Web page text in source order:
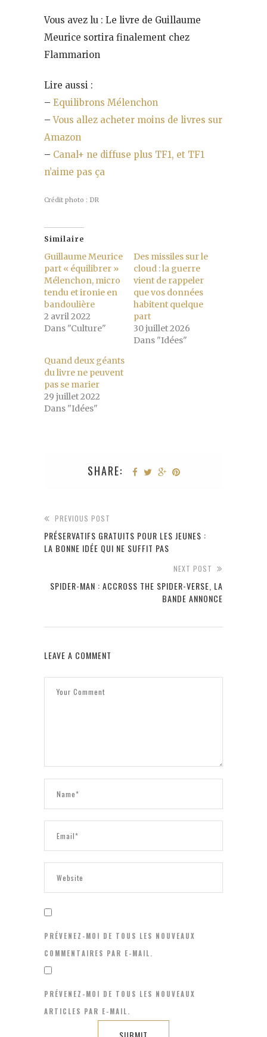
Vous avez lu : Le livre de Guillaume
Meurice sortira finalement chez
Flammarion
Lire aussi :
– Equilibrons Mélenchon
–Vous allez acheter moins de livres sur
Amazon
– Canal+ ne diffuse plus TF1, et TF1
n’aime pas ça
Crédit photo : DR
Similaire
Guillaume Meurice
part « équilibrer »
Mélenchon, micro
tendu et ironie en
bandoulière
2 avril 2022
Dans "Culture"
Des missiles sur le
cloud : la guerre
vient de rappeler
que vos données
habitent quelque
part
30 juillet 2026
Dans "Idées"
Quand deux géants
du livre ne peuvent
pas se marier
29 juillet 2022
Dans "Idées"
SHARE:
PREVIOUS POST
PRÉSERVATIFS GRATUITS POUR LES JEUNES :
LA BONNE IDÉE QUI NE SUFFIT PAS
NEXT POST
SPIDER-MAN : ACCROSS THE SPIDER-VERSE, LA
BANDE ANNONCE
LEAVE A COMMENT
PRÉVENEZ-MOI DE TOUS LES NOUVEAUX
COMMENTAIRES PAR E-MAIL.
PRÉVENEZ-MOI DE TOUS LES NOUVEAUX
ARTICLES PAR E-MAIL.